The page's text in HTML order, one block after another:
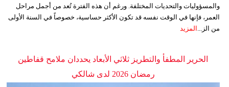
والمسؤوليات والتحديات المختلفة. ورغم أن هذه الفترة تُعد من أجمل مراحل
العمر، فإنها في الوقت نفسه قد تكون الأكثر حساسية، خصوصاً في السنة الأولى
من الز...
المزيد
الحرير المطفأ والتطريز ثلاثي الأبعاد يحددان ملامح قفاطين
رمضان 2026 لدى شالكي